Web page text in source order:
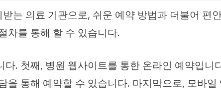
는 의료 기관으로, 쉬운 예약 방법과 더불어 편
차를 통해 할 수 있습니다.
. 첫째, 병원 웹사이트를 통한 온라인 예약입
을 통해 예약할 수 있습니다. 마지막으로, 모바